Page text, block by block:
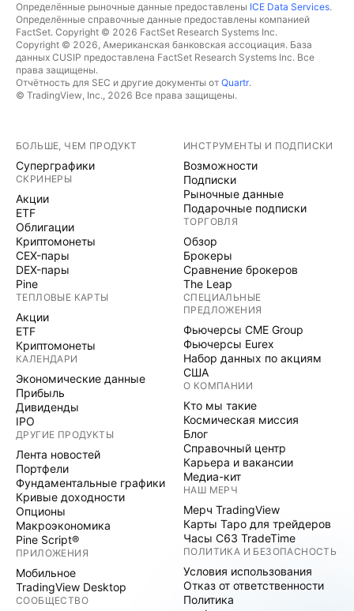
Определённые рыночные данные предоставлены ICE Data Services.
Определённые справочные данные предоставлены компанией
FactSet. Copyright © 2026 FactSet Research Systems Inc.
Copyright © 2026, Американская банковская ассоциация. База
данных CUSIP предоставлена FactSet Research Systems Inc. Все
права защищены.
Отчётность для SEC и другие документы от Quartr.
© TradingView, Inc., 2026 Все права защищены.
БОЛЬШЕ, ЧЕМ ПРОДУКТ
Суперграфики
СКРИНЕРЫ
Акции
ETF
Облигации
Криптомонеты
CEX-пары
DEX-пары
Pine
ТЕПЛОВЫЕ КАРТЫ
Акции
ETF
Криптомонеты
КАЛЕНДАРИ
Экономические данные
Прибыль
Дивиденды
IPO
ДРУГИЕ ПРОДУКТЫ
Лента новостей
Портфели
Фундаментальные графики
Кривые доходности
Опционы
Макроэкономика
Pine Script®
ПРИЛОЖЕНИЯ
Мобильное
TradingView Desktop
СООБЩЕСТВО
ИНСТРУМЕНТЫ И ПОДПИСКИ
Возможности
Подписки
Рыночные данные
Подарочные подписки
ТОРГОВЛЯ
Обзор
Брокеры
Сравнение брокеров
The Leap
СПЕЦИАЛЬНЫЕ
ПРЕДЛОЖЕНИЯ
Фьючерсы CME Group
Фьючерсы Eurex
Набор данных по акциям
США
О КОМПАНИИ
Кто мы такие
Космическая миссия
Блог
Справочный центр
Карьера и вакансии
Медиа-кит
НАШ МЕРЧ
Мерч TradingView
Карты Таро для трейдеров
Часы C63 TradeTime
ПОЛИТИКА И БЕЗОПАСНОСТЬ
Условия использования
Отказ от ответственности
Политика